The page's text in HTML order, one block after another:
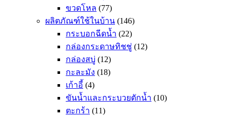
ขวดโหล (77)
ผลิตภัณฑ์ใช้ในบ้าน (146)
กระบอกฉีดน้ำ (22)
กล่องกระดาษทิชชู่ (12)
กล่องสบู่ (12)
กะละมัง (18)
เก้าอี้ (4)
ขันน้ำและกระบวยตักน้ำ (10)
ตะกร้า (11)